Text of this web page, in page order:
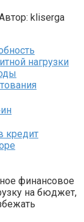
kliserga
нагрузки
кредит
финансовое
на бюджет,